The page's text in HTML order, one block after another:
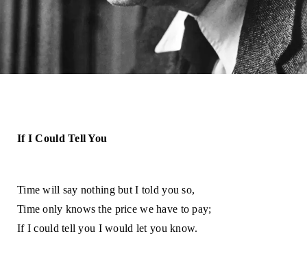
If I Could Tell You
Time will say nothing but I told you so,
Time only knows the price we have to pay;
If I could tell you I would let you know.